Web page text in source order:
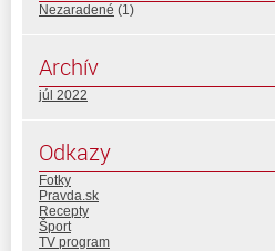
Nezaradené (1)
Archív
júl 2022
Odkazy
Fotky
Pravda.sk
Recepty
Šport
TV program